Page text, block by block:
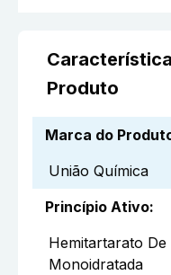
Produto
Marca do
União Química
Princípio Ativo:
Hemitartarato
Monoidratada